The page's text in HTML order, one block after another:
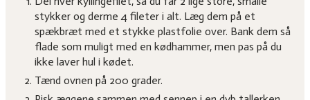
stykker og derme 4 fileter i alt. Læg dem på et
spækbræt med et stykke plastfolie over. Bank dem så
flade som muligt med en kødhammer, men pas på du
ikke laver hul i kødet.
Tænd ovnen på 200 grader.